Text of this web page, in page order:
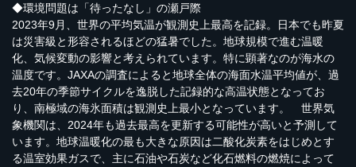
◆環境問題は「待ったなし」の瀬戸際
2023年9月、世界の平均気温が観測史上最高を記録。日本でも昨夏
は災害級と形容されるほどの猛暑でした。地球規模で進む温暖
化、気候変動の影響と考えられています。特に顕著なのが海水の
温度です。 JAXAの調査によると地球全体の海面水温平均値が、過
去20年の季節サイクルを逸脱した記録的な高温状態となってお
り、南極域の海氷面積は観測史上最小となっています。 世界気
象機関は、 2024年も過去最高を更新する可能性が高いと予測して
います。地球温暖化の最も大きな原因は二酸化炭素をはじめとす
る温室効果ガスで、主に石油や石炭など化石燃料の燃焼によって